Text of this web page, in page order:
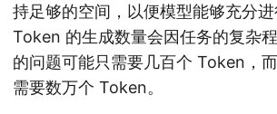
持足够的空间，以便模型能够充分
Token 的生成数量会因任务的复杂
的问题可能只需要几百个 Token，
需要数万个 Token。